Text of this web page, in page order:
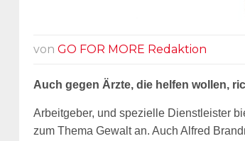
von GO FOR MORE Redaktion
Auch gegen Ärzte, die helfen wollen,
Arbeitgeber, und spezielle Dienstleister
zum Thema Gewalt an. Auch Alfred